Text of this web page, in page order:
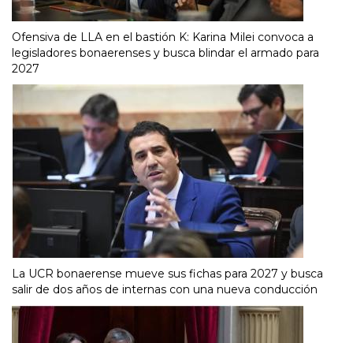
Ofensiva de LLA en el bastión K: Karina Milei convoca a
legisladores bonaerenses y busca blindar el armado para
2027
La UCR bonaerense mueve sus fichas para 2027 y busca
salir de dos años de internas con una nueva conducción